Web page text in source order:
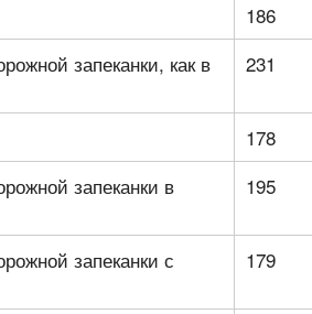
186
запеканки, как в
231
178
запеканки в
195
запеканки с
179